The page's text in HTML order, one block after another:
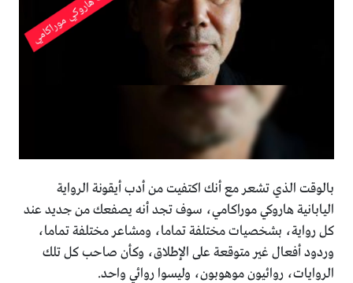
بالوقت الذي تشعر مع أنك اكتفيت من أدب أيقونة الرواية
اليابانية هاروكي موراكامي، سوف تجد أنه يصفعك من جديد عند
كل رواية، بشخصيات مختلفة تماما، ومشاعر مختلفة تماما،
وردود أفعال غير متوقعة على الإطلاق، وكأن صاحب كل تلك
الروايات، روائيون موهوبون، وليسوا روائي واحد.